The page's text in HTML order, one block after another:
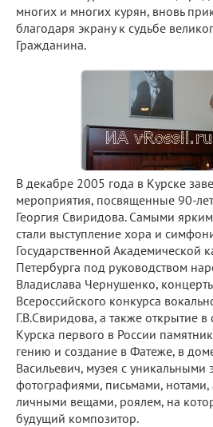
многих и многих курян, вновь
благодаря экрану к судьбе
Гражданина.
В декабре 2005 года в Курске
мероприятия, посвященные 90-
Георгия Свиридова. Самыми
стали выступление хора и
Государственной Академической
Петербурга под руководством
Владислава Чернушенко,
Всероссийского конкурса
Г.В.Свиридова, а также открытие в
Курска первого в России
гению и создание в Фатеже, в
Васильевич, музея с уникальными
фотографиями, письмами,
личными вещами, роялем, на
будущий композитор.